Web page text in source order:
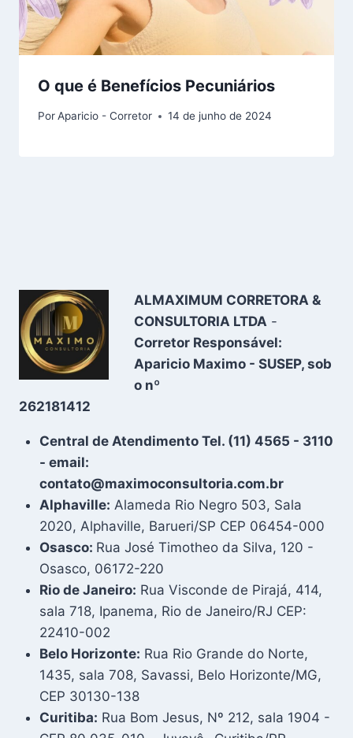
O que é Benefícios Pecuniários
PorAparicio - Corretor 14 de junho de 2024
ALMAXIMUM CORRETORA &
CONSULTORIA LTDA -
Corretor Responsável:
Aparicio Maximo - SUSEP, sob
o nº
262181412
Central de Atendimento Tel. (11) 4565 - 3110
- email:
contato@maximoconsultoria.com.br
Alphaville: Alameda Rio Negro 503, Sala
2020, Alphaville, Barueri/SP CEP 06454-000
Osasco: Rua José Timotheo da Silva, 120 -
Osasco, 06172-220
Rio de Janeiro: Rua Visconde de Pirajá, 414,
sala 718, Ipanema, Rio de Janeiro/RJ CEP:
22410-002
Belo Horizonte: Rua Rio Grande do Norte,
1435, sala 708, Savassi, Belo Horizonte/MG,
CEP 30130-138
Curitiba: Rua Bom Jesus, Nº 212, sala 1904 -